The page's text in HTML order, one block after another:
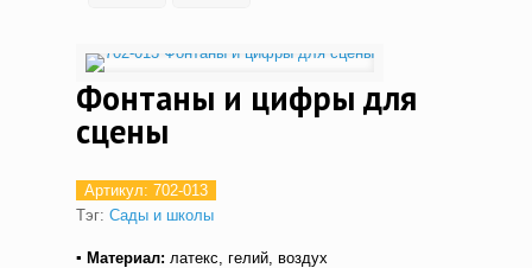
Фонтаны и цифры для
сцены
Артикул: 702-013
Тэг: Сады и школы
▪ Материал: латекс, гелий, воздух